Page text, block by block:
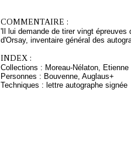
COMMENTAIRE :
'Il lui demande de tirer vingt épreuves
d'Orsay, inventaire général des
INDEX :
Collections : Moreau-Nélaton, Etienne
Personnes : Bouvenne, Auglaus+
Techniques : lettre autographe signée